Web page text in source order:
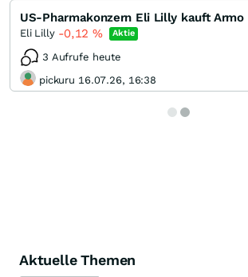
US-Pharmakonzern Eli Lilly kauft Armo
Eli Lilly -0,12% Aktie
3 Aufrufe heute
pickuru 16.07.26, 16:38
Aktuelle Themen